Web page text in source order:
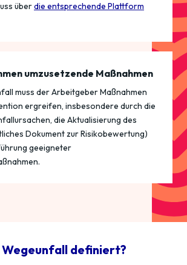
überdie entsprechende Plattform
umzusetzende Maßnahmen
muss der Arbeitgeber Maßnahmen
ergreifen, insbesondere durch die
die Aktualisierung des
Dokument zur Risikobewertung)
geeigneter
Wegeunfall definiert?